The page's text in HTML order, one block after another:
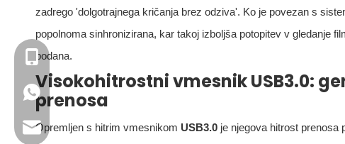
zadrego 'dolgotrajnega kričanja brez odziva'. Ko je povezan s
popolnoma sinhronizirana, kar takoj izboljša potopitev v gledanje
podana.
Visokohitrostni vmesnik USB3.0:
prenosa
Opremljen s hitrim vmesnikom USB3.0 je njegova hitrost prenosa
+86- 13923714138
Poslovni e-poštni naslov: sales@lb-link.com